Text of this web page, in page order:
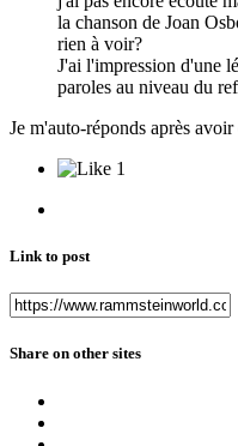
la chanson de Joan
rien à voir?
J'ai l'impression d'une
paroles au niveau du
Je m'auto-réponds après
1
Link to post
Share on other sites